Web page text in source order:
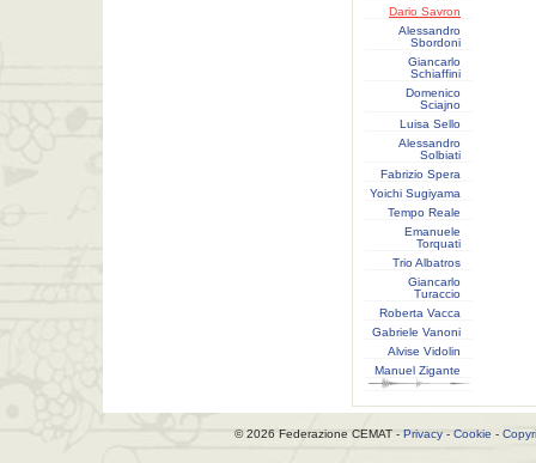
Dario Savron
Alessandro
Sbordoni
Giancarlo
Schiaffini
Domenico
Sciajno
Luisa Sello
Alessandro
Solbiati
Fabrizio Spera
Yoichi Sugiyama
Tempo Reale
Emanuele
Torquati
Trio Albatros
Giancarlo
Turaccio
Roberta Vacca
Gabriele Vanoni
Alvise Vidolin
Manuel Zigante
© 2026 Federazione CEMAT - Privacy- Cookie -